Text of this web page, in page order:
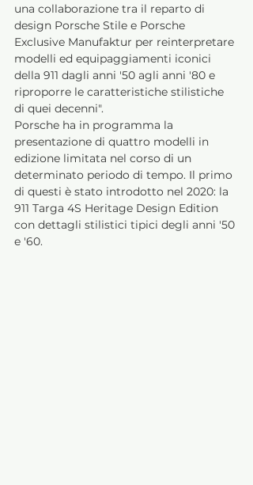
una collaborazione tra il reparto di
design Porsche Stile e Porsche
Exclusive Manufaktur per reinterpretare
modelli ed equipaggiamenti iconici
della 911 dagli anni '50 agli anni '80 e
riproporre le caratteristiche stilistiche
di quei decenni".
Porsche ha in programma la
presentazione di quattro modelli in
edizione limitata nel corso di un
determinato periodo di tempo. Il primo
di questi è stato introdotto nel 2020: la
911 Targa 4S Heritage Design Edition
con dettagli stilistici tipici degli anni '50
e '60.